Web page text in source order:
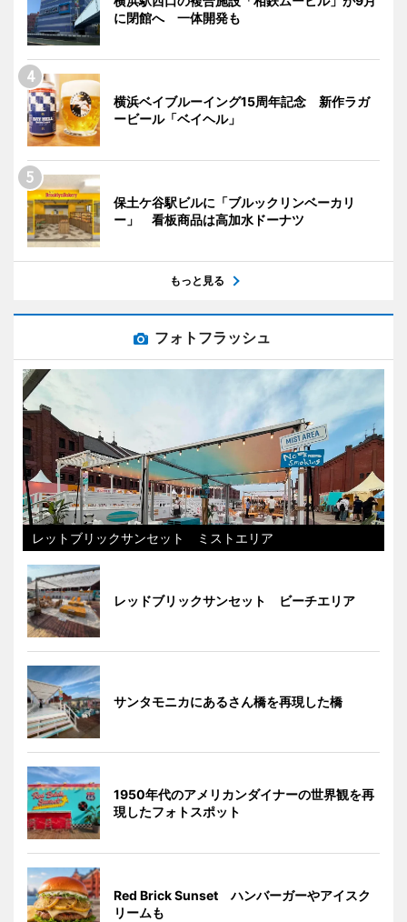
に閉館へ 一体開発も
横浜ベイブルーイング15周年記念 新作ラガ
ービール「ベイヘル」
保土ケ谷駅ビルに「ブルックリンベーカリ
ー」 看板商品は高加水ドーナツ
もっと見る
フォトフラッシュ
レットブリックサンセット ミストエリア
レッドブリックサンセット ビーチエリア
サンタモニカにあるさん橋を再現した橋
1950年代のアメリカンダイナーの世界観を再
現したフォトスポット
Red Brick Sunset ハンバーガーやアイスク
リームも